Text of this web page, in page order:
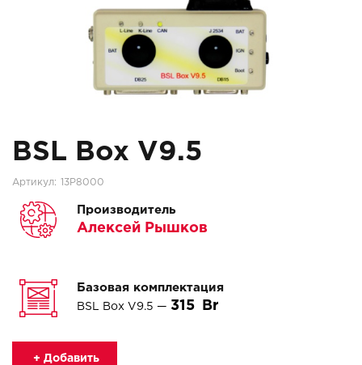
BSL Box V9.5
Артикул: 13P8000
Производитель
Алексей Рышков
Базовая комплектация
BSL Box V9.5 — 315
+ Добавить